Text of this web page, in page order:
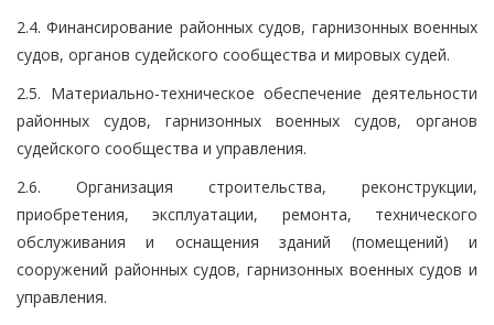
2.4. Финансирование районных судов, гарнизонных военных
судов, органов судейского сообщества и мировых судей.
2.5. Материально-техническое обеспечение деятельности
районных судов, гарнизонных военных судов, органов
судейского сообщества и управления.
2.6. Организация строительства, реконструкции,
приобретения, эксплуатации, ремонта, технического
обслуживания и оснащения зданий (помещений) и
сооружений районных судов, гарнизонных военных судов и
управления.